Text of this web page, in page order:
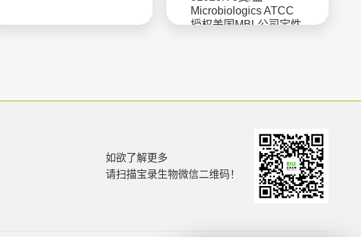
Microbiologics ATCC
授权美国MBL公司定性
如欲了解更多
请扫描宝录生物微信二维码！